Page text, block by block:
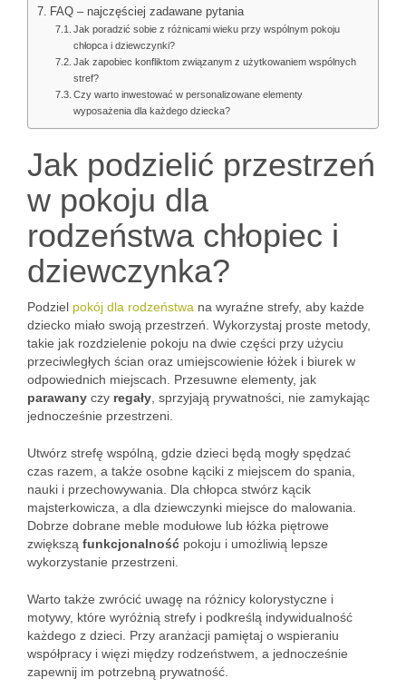
FAQ – najczęściej zadawane pytania
Jak poradzić sobie z różnicami wieku przy wspólnym pokoju
chłopca i dziewczynki?
Jak zapobiec konfliktom związanym z użytkowaniem wspólnych
stref?
Czy warto inwestować w personalizowane elementy
wyposażenia dla każdego dziecka?
Jak podzielić przestrzeń
w pokoju dla
rodzeństwa chłopiec i
dziewczynka?
Podziel pokój dla rodzeństwa na wyraźne strefy, aby każde
dziecko miało swoją przestrzeń. Wykorzystaj proste metody,
takie jak rozdzielenie pokoju na dwie części przy użyciu
przeciwległych ścian oraz umiejscowienie łóżek i biurek w
odpowiednich miejscach. Przesuwne elementy, jak
parawany czy regały , sprzyjają prywatności, nie zamykając
jednocześnie przestrzeni.
Utwórz strefę wspólną, gdzie dzieci będą mogły spędzać
czas razem, a także osobne kąciki z miejscem do spania,
nauki i przechowywania. Dla chłopca stwórz kącik
majsterkowicza, a dla dziewczynki miejsce do malowania.
Dobrze dobrane meble modułowe lub łóżka piętrowe
zwiększą funkcjonalność pokoju i umożliwią lepsze
wykorzystanie przestrzeni.
Warto także zwrócić uwagę na różnicy kolorystyczne i
motywy, które wyróżnią strefy i podkreślą indywidualność
każdego z dzieci. Przy aranżacji pamiętaj o wspieraniu
współpracy i więzi między rodzeństwem, a jednocześnie
zapewnij im potrzebną prywatność.